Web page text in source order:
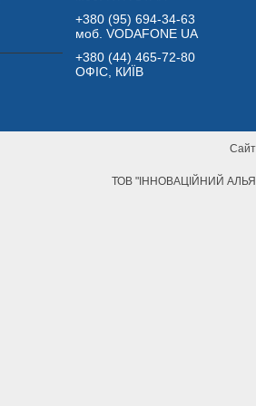
+380 (95) 694-34-63
моб. VODAFONE UA
+380 (44) 465-72-80
ОФІС, КИЇВ
Сайт